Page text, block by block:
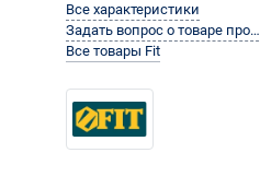
Все характеристики
Задать вопрос о товаре производителю
Все товары Fit